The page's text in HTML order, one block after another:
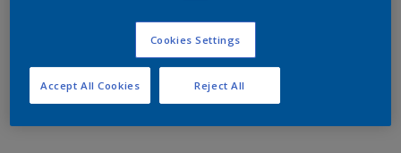
Op dit moment is het niet mogelijk dit product online
te bestellen. Houd de website in de gaten, we werken
er hard aan om de voorraad aan te vullen.
Cookies Settings
Reject All
Accept All Cookies